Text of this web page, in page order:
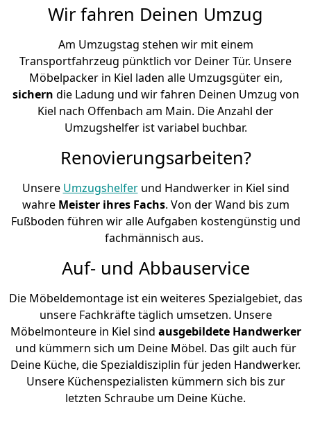
Wir fahren Deinen Umzug
Am Umzugstag stehen wir mit einem
Transportfahrzeug pünktlich vor Deiner Tür. Unsere
Möbelpacker in Kiel laden alle Umzugsgüter ein,
sichern die Ladung und wir fahren Deinen Umzug von
Kiel nach Offenbach am Main. Die Anzahl der
Umzugshelfer ist variabel buchbar.
Renovierungsarbeiten?
Unsere Umzugshelferund Handwerker in Kiel sind
wahre Meister ihres Fachs. Von der Wand bis zum
Fußboden führen wir alle Aufgaben kostengünstig und
fachmännisch aus.
Auf- und Abbauservice
Die Möbeldemontage ist ein weiteres Spezialgebiet, das
unsere Fachkräfte täglich umsetzen. Unsere
Möbelmonteure in Kiel sind ausgebildete Handwerker
und kümmern sich um Deine Möbel. Das gilt auch für
Deine Küche, die Spezialdisziplin für jeden Handwerker.
Unsere Küchenspezialisten kümmern sich bis zur
letzten Schraube um Deine Küche.